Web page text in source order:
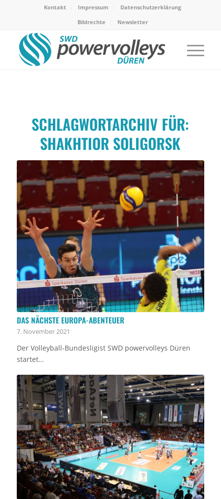
Kontakt Impressum
Datenschutzerklärung
Bildrechte
Newsletter
SCHLAGWORTARCHIV FÜR:
SHAKHTIOR SOLIGORSK
DAS NÄCHSTE EUROPA-ABENTEUER
7. November 2021
Der Volleyball-Bundesligist SWD powervolleys Düren
startet…